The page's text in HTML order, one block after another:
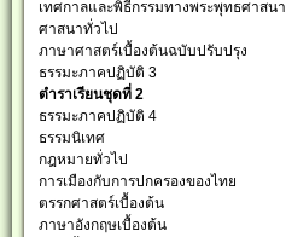
เทศกาลและพิธีกรรมทางพระพุทธศาสนา
ศาสนาทั่วไป
ภาษาศาสตร์เบื้องต้นฉบับปรับปรุง
ธรรมะภาคปฏิบัติ 3
ตำราเรียนชุดที่ 2
ธรรมะภาคปฏิบัติ 4
ธรรมนิเทศ
กฎหมายทั่วไป
การเมืองกับการปกครองของไทย
ตรรกศาสตร์เบื้องต้น
ภาษาอังกฤษเบื้องต้น